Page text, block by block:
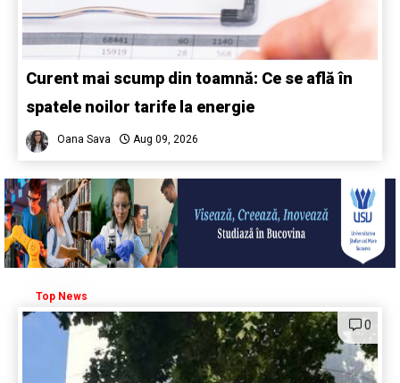
Curent mai scump din toamnă: Ce se află în
spatele noilor tarife la energie
Oana Sava Aug 09, 2026
Top News
0